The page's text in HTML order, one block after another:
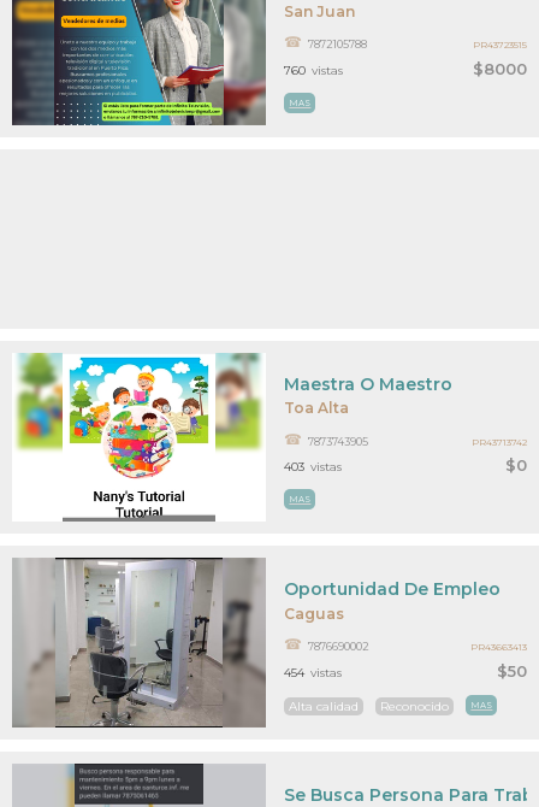
San Juan
$8000
7872105788
MAS
760 vistas
PR43723515
Toa Alta
$0
Maestra O Maestro
7873743905
MAS
403 vistas
PR43713742
Caguas
$50
Oportunidad De Empleo
7876690002
Alta calidad Reconocido MAS
454 vistas
PR43663413
Se Busca Persona Para